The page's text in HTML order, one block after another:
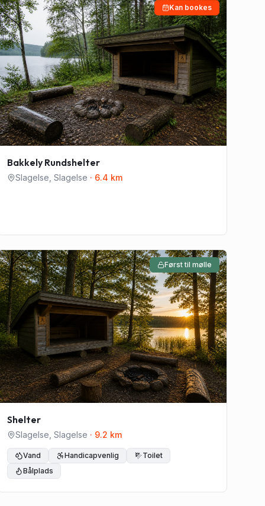
Kan bookes
Bakkely Rundshelter
Slagelse Slagelse · 6.4 km
Først til mølle
Shelter
Slagelse Slagelse · 9.2 km
Vand Handicapvenlig
Toilet
Bålplads